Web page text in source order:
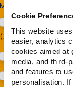
Cookie
This website
easier, analytics
cookies aimed at
media, and third-
and features to
personalisation.
Mi interessa:
(Almonature -
Protezione della
Protezione dei